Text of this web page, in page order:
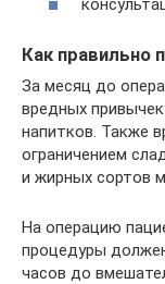
Как правильно
За месяц до
вредных
напитков. Также
ограничением
и жирных сортов
На операцию
процедуры
часов до